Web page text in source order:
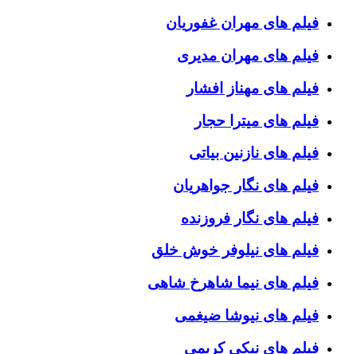
فیلم های مهران غفوریان
فیلم های مهران مدیری
فیلم های مهناز افشار
فیلم های میترا حجار
فیلم های نازنین بیاتی
فیلم های نگار جواهریان
فیلم های نگار فروزنده
فیلم های نیلوفر خوش خلق
فیلم های نیما شاهرخ شاهی
فیلم های نیوشا ضیغمی
فیلم های نیکی کریمی